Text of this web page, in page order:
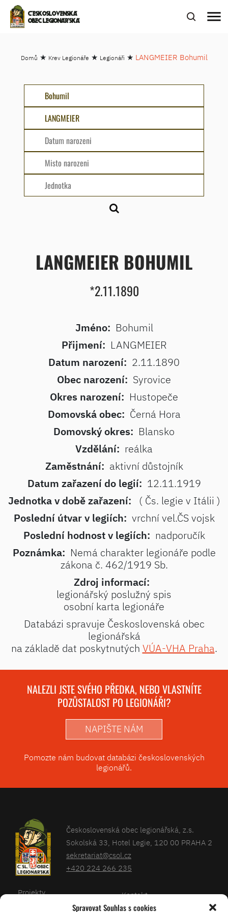
Spravovat Souhlas s cookies
ČESKOSLOVENSKÁ
OBEC LEGIONÁŘSKÁ
menu
Domů ★ Krev Legionáře ★ Legionáři ★ LANGMEIER Bohumil
LANGMEIER BOHUMIL
*2.11.1890
Jméno: Bohumil
Přijmení: LANGMEIER
Datum narození: 2.11.1890
Obec narození: Syrovice
Okres narození: Hustopeče
Domovská obec: Černá Hora
Domovský okres: Blansko
Vzdělání: reálka
Zaměstnání: aktivní důstojník
Datum zařazení do legií: 12.11.1919
Jednotka v době zařazení:
( Čs. legie v Itálii )
Poslední útvar v legiích: vrchní vel.ČS vojsk
Poslední hodnost v legiích: nadporučík
Poznámka: Nemá charakter legionáře podle
zákona č. 462/1919 Sb.
Zdroj informací:
legionářský poslužný spis
osobní karta legionáře
Databázi spravuje Československá obec
legionářská
na základě dat poskytnutých VÚA-VHA Praha.
NALEZLI JSTE SVÉHO PŘEDKA, NEBO VLASTNÍTE
POZŮSTALOST PO LEGIONÁŘI?
NAPIŠTE NÁM
Pomozte nám budovat databázi československých
legionářů.
Československá obec legionářská, z.s.
Sokolská 33, Hotel Legie, 120 00 PRAHA 2
sekretariat@csol.cz
+420 224 266 235
Projekty
Kontakt